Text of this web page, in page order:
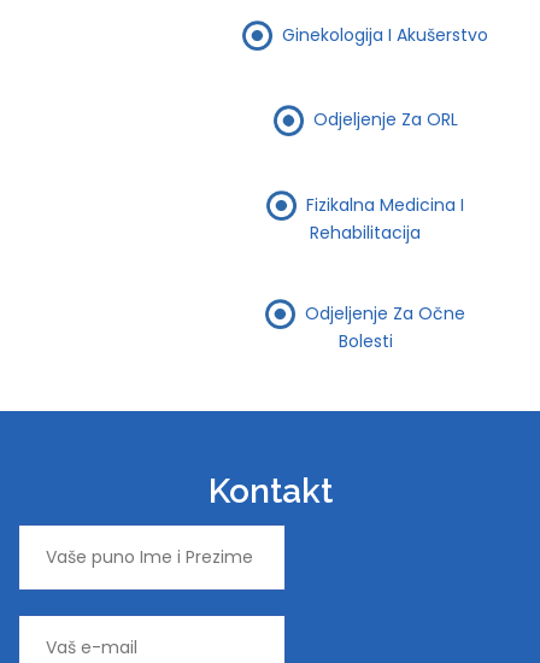
Ginekologija I Akušerstvo
Odjeljenje Za ORL
Fizikalna Medicina I
Rehabilitacija
Odjeljenje Za Očne
Bolesti
Kontakt